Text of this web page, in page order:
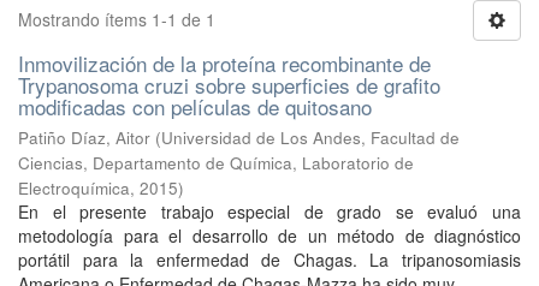
Mostrando ítems 1-1 de 1
Inmovilización de la proteína recombinante de
Trypanosoma cruzi sobre superficies de grafito
modificadas con películas de quitosano
Patiño Díaz, Aitor (Universidad de Los Andes, Facultad de
Ciencias, Departamento de Química, Laboratorio de
Electroquímica, 2015)
En el presente trabajo especial de grado se evaluó una
metodología para el desarrollo de un método de diagnóstico
portátil para la enfermedad de Chagas. La tripanosomiasis